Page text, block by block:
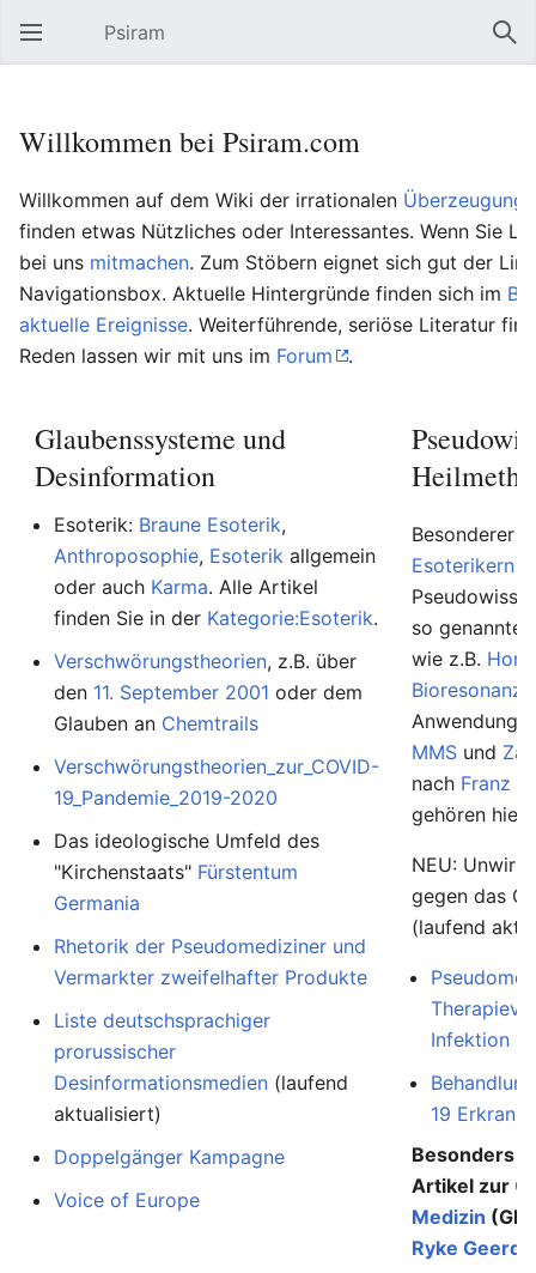
Hauptmenü öffnen Psiram
Willkommen bei Psiram.com
Willkommen auf dem Wiki der irrationalen
finden etwas Nützliches oder Interessantes. Wenn Sie
bei uns mitmachen. Zum Stöbern eignet sich gut der
Navigationsbox. Aktuelle Hintergründe finden sich im
aktuelle Ereignisse. Weiterführende, seriöse Literatur
Reden lassen wir mit uns im Forum .
Glaubenssysteme und
Desinformation
Esoterik: Braune Esoterik,
Anthroposophie, Esoterik allgemein
oder auch Karma. Alle Artikel
finden Sie in der Kategorie:Esoterik.
Verschwörungstheorien, z.B. über
den 11. September 2001 oder dem
Glauben an Chemtrails
Verschwörungstheorien_zur_COVID-
19_Pandemie_2019-2020
Das ideologische Umfeld des
"Kirchenstaats" Fürstentum
Germania
Rhetorik der Pseudomediziner und
Vermarkter zweifelhafter Produkte
Liste deutschsprachiger
prorussischer
Desinformationsmedien (laufend
aktualisiert)
Doppelgänger Kampagne
Voice of Europe
Besonderer
Esoterikern
so genannte
wie z.B.
Bioresonanz
MMS und
nach Franz
gehören
NEU:
gegen das
(laufend
Infektion
19
Besonders
Artikel zur
Medizin
Ryke Geerd